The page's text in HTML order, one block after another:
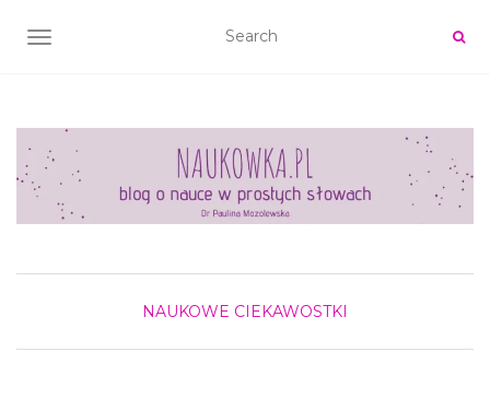
TOGGLE NAVIGATION
NAUKOWE CIEKAWOSTKI